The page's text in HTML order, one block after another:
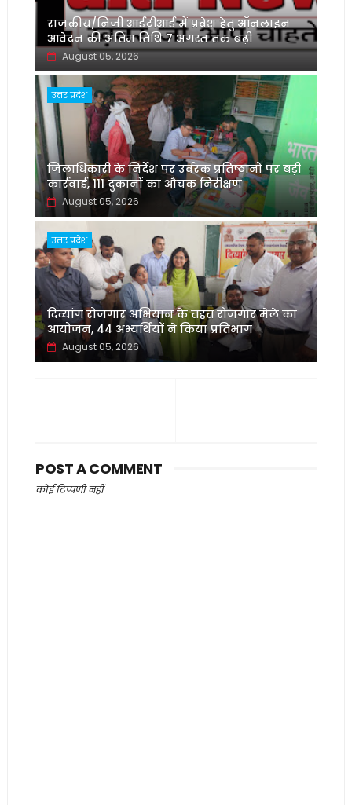
राजकीय/निजी आईटीआई में प्रवेश हेतु ऑनलाइन
आवेदन की अंतिम तिथि 7 अगस्त तक बढ़ी
August 05, 2026
उत्तर प्रदेश
जिलाधिकारी के निर्देश पर उर्वरक प्रतिष्ठानों पर बड़ी
कार्रवाई, 111 दुकानों का औचक निरीक्षण
August 05, 2026
उत्तर प्रदेश
दिव्यांग रोजगार अभियान के तहत रोजगार मेले का
आयोजन, 44 अभ्यर्थियों ने किया प्रतिभाग
August 05, 2026
POST A COMMENT
कोई टिप्पणी नहीं